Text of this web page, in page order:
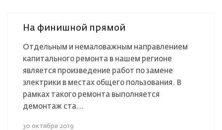
На финишной прямой
Отдельным и немаловажным направлением
капитального ремонта в нашем регионе
является произведение работ по замене
электрики в местах общего пользования. В
рамках такого ремонта выполняется
демонтаж ста...
30 октября 2019